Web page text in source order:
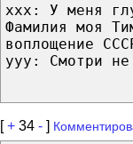
xxx: У меня
Фамилия моя
воплощение
yyy: Смотри не
[+ 34 - ]